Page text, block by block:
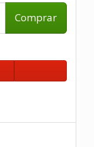
Comprar